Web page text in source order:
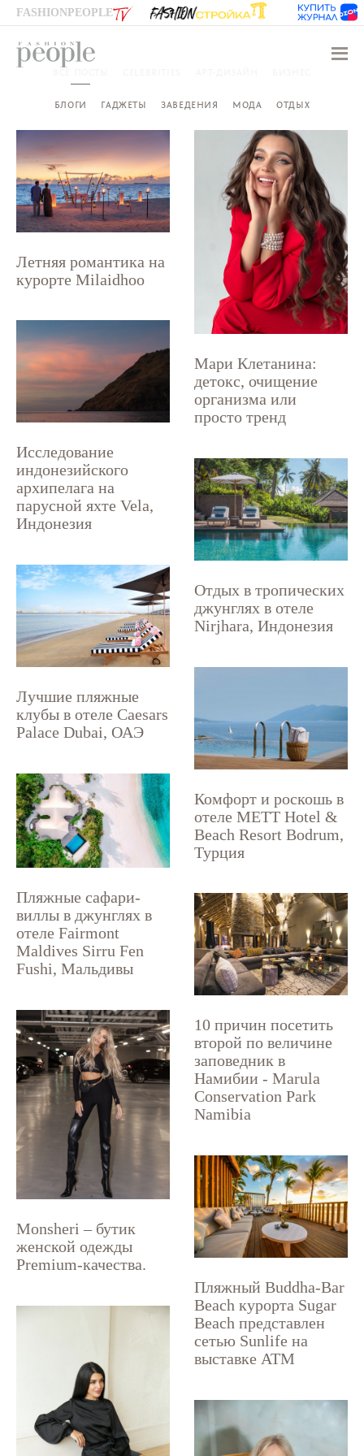
FASHIONPEOPLE
БЛОГИ ГАДЖЕТЫ ЗАВЕДЕНИЯ МОДА ОТДЫХ
Летняя романтика на
курорте Milaidhoo
Мари Клетанина:
детокс, очищение
организма или
просто тренд
Исследование
индонезийского
архипелага на
парусной яхте Vela,
Индонезия
Отдых в тропических
джунглях в отеле
Nirjhara, Индонезия
Лучшие пляжные
клубы в отеле Caesars
Palace Dubai, ОАЭ
Комфорт и роскошь в
отеле METT Hotel &
Beach Resort Bodrum,
Турция
Пляжные сафари-
виллы в джунглях в
отеле Fairmont
Maldives Sirru Fen
Fushi, Мальдивы
10 причин посетить
второй по величине
заповедник в
Намибии - Marula
Conservation Park
Namibia
Monsheri – бутик
женской одежды
Premium-качества.
Пляжный Buddha-Bar
Beach курорта Sugar
Beach представлен
сетью Sunlife на
выставке ATM